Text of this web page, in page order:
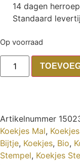
14 dagen
Standaard
Op voorraad
Artikelnummer
Koekjes Mal,
Bijtje, Koekjes, Bio,
Stempel, Koekjes